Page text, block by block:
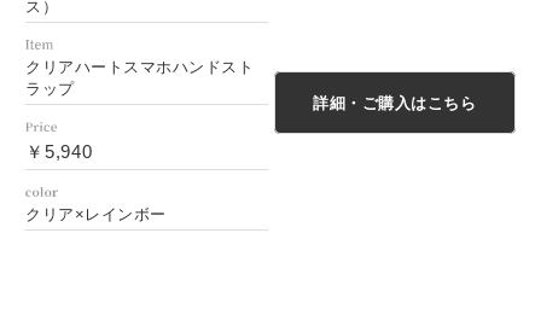
ス）
クリアハートスマホハンドスト
ラップ
￥5,940
クリア×レインボー
詳細・ご購入はこちら